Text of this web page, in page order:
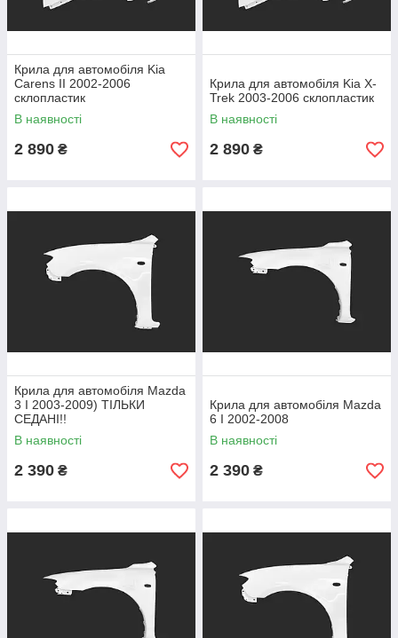
Крила для автомобіля Kia
Carens II 2002-2006
склопластик
В наявності
2 890 ₴
Крила для автомобіля Kia X-
Trek 2003-2006 склопластик
В наявності
2 890 ₴
Крила для автомобіля Mazda
3 I 2003-2009) ТІЛЬКИ
СЕДАНІ!!
В наявності
2 390 ₴
Крила для автомобіля Mazda
6 I 2002-2008
В наявності
2 390 ₴